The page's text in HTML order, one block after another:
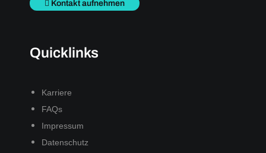
Kontakt aufnehmen
Quicklinks
Karriere
FAQs
Impressum
Datenschutz